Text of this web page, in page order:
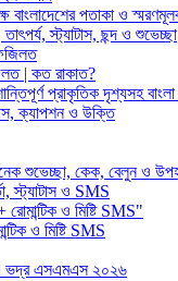
স্ট্যাটাস, ছন্দ ও শুভেচ্ছা
| কত রাকাত?
ক্যাপশন ও উক্তি
স্ট্যাটাস ও SMS
ও মিষ্টি SMS
ও ভদ্র এসএমএস ২০২৬